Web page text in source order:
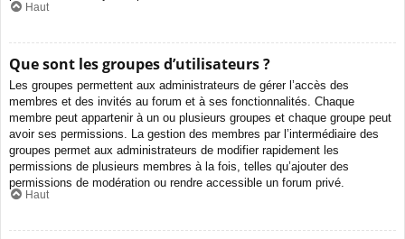
Haut
Que sont les groupes d’utilisateurs ?
Les groupes permettent aux administrateurs de gérer l’accès des
membres et des invités au forum et à ses fonctionnalités. Chaque
membre peut appartenir à un ou plusieurs groupes et chaque groupe peut
avoir ses permissions. La gestion des membres par l’intermédiaire des
groupes permet aux administrateurs de modifier rapidement les
permissions de plusieurs membres à la fois, telles qu’ajouter des
permissions de modération ou rendre accessible un forum privé.
Haut